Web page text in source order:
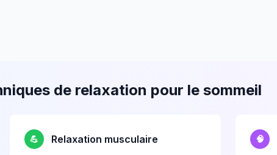
de relaxation pour le sommeil
💪 Relaxation musculaire 🧠